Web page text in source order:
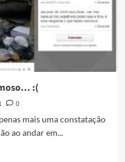
:(
0
mais uma constatação
ao andar em...